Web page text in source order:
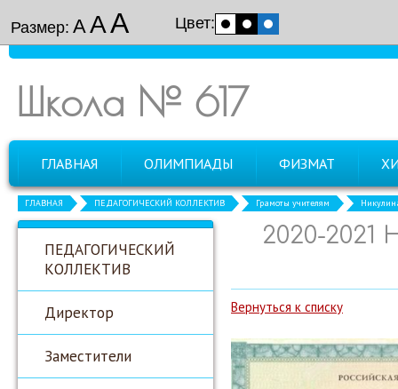
Размер: ААА Цвет:
Школа № 617
ГЛАВНАЯ ОЛИМПИАДЫ ФИЗМАТ
ГЛАВНАЯ ПЕДАГОГИЧЕСКИЙ КОЛЛЕКТИВ Грамоты учителям
ПЕДАГОГИЧЕСКИЙ
КОЛЛЕКТИВ
Директор
Заместители
2020-
Вернуться к списку